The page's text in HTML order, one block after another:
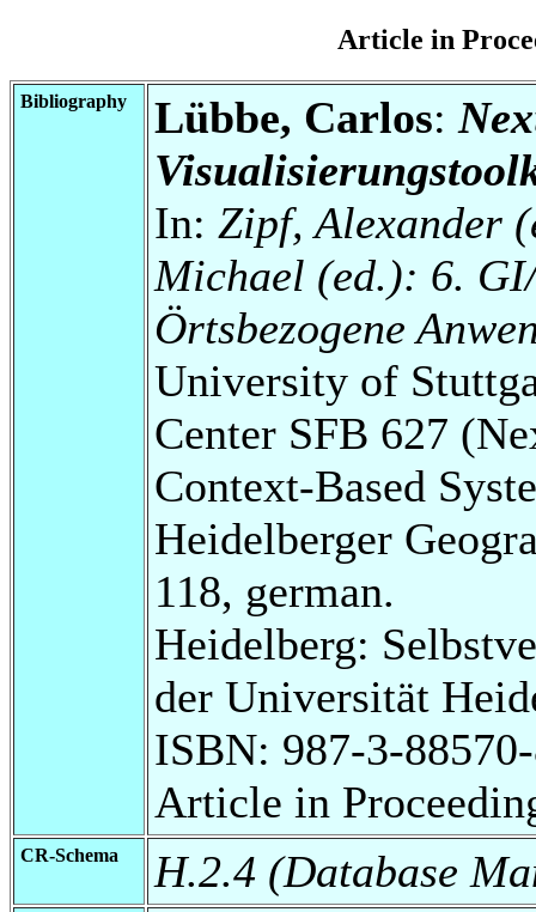
Article in
Bibliography Lübbe, Carlos:
In: Zipf, Alexander
Michael (ed.): 6.
Örtsbezogene
University of
Center SFB 627
Context-Based
Heidelberger
118, german.
Heidelberg:
der Universität
ISBN: 987-3-
Article in
CR-Schema H.2.4 (Database